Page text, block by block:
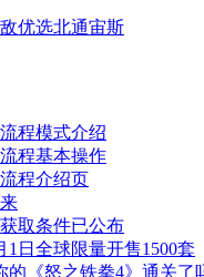
优选北通宙斯
程模式介绍
程基本操作
程介绍页
取条件已公布
1日全球限量开售1500套
的《怒之铁拳4》通关了